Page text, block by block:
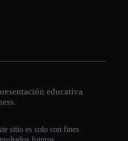
educativa
sitio es solo con fines